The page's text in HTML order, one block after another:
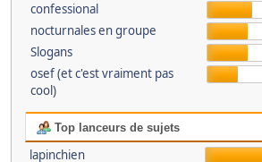
confessional
nocturnales en groupe
Slogans
osef (et c'est vraiment pas
cool)
Top lanceurs de sujets
lapinchien